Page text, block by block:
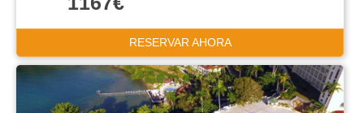
RESERVAR AHORA